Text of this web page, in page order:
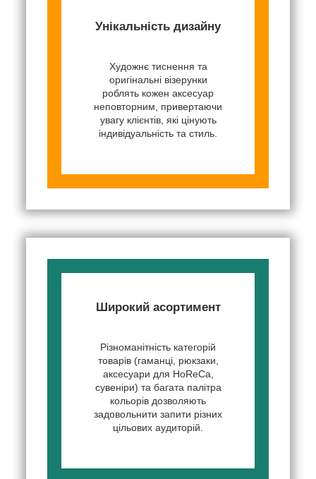
Унікальність дизайну
Художнє тиснення та
оригінальні візерунки
роблять кожен аксесуар
неповторним, привертаючи
увагу клієнтів, які цінують
індивідуальність та стиль.
Широкий асортимент
Різноманітність категорій
товарів (гаманці, рюкзаки,
аксесуари для HoReCa,
сувеніри) та багата палітра
кольорів дозволяють
задовольнити запити різних
цільових аудиторій.